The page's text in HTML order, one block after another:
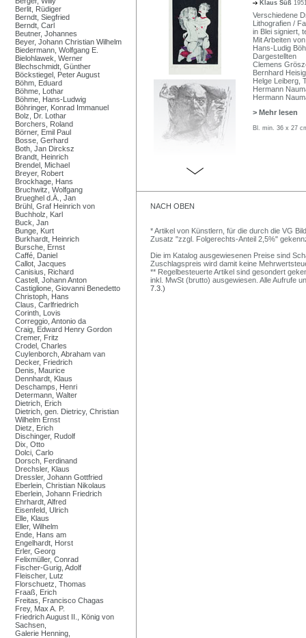
Berlit, Rüdiger
Berndt, Siegfried
Berndt, Carl
Beutner, Johannes
Beyer, Johann Christian Wilhelm
Biedermann, Wolfgang E.
Bielohlawek, Werner
Blechschmidt, Günther
Böckstiegel, Peter August
Böhm, Eduard
Böhme, Lothar
Böhme, Hans-Ludwig
Böhringer, Konrad Immanuel
Bolz, Dr. Lothar
Borchers, Roland
Börner, Emil Paul
Bosse, Gerhard
Both, Jan Dircksz
Brandt, Heinrich
Brendel, Michael
Breyer, Robert
Brockhage, Hans
Bruchwitz, Wolfgang
Brueghel d.Ä., Jan
Brühl, Graf Heinrich von
Buchholz, Karl
Buck, Jan
Bunge, Kurt
Burkhardt, Heinrich
Bursche, Ernst
Caffé, Daniel
Callot, Jacques
Canisius, Richard
Castell, Johann Anton
Castiglione, Giovanni Benedetto
Christoph, Hans
Claus, Carlfriedrich
Corinth, Lovis
Correggio, Antonio da
Craig, Edward Henry Gordon
Cremer, Fritz
Crodel, Charles
Cuylenborch, Abraham van
Decker, Friedrich
Denis, Maurice
Dennhardt, Klaus
Deschamps, Henri
Determann, Walter
Dietrich, Erich
Dietrich, gen. Dietricy, Christian
Wilhelm Ernst
Dietz, Erich
Dischinger, Rudolf
Dix, Otto
Dolci, Carlo
Dorsch, Ferdinand
Drechsler, Klaus
Dressler, Johann Gottfried
Eberlein, Christian Nikolaus
Eberlein, Johann Friedrich
Ehrhardt, Alfred
Eisenfeld, Ulrich
Elle, Klaus
Eller, Wilhelm
Ende, Hans am
Engelhardt, Horst
Erler, Georg
Felixmüller, Conrad
Fischer-Gurig, Adolf
Fleischer, Lutz
Florschuetz, Thomas
Fraaß, Erich
Freitas, Francisco Chagas
Frey, Max A. P.
Friedrich August II., König von
Sachsen,
Galerie Henning,
Klaus Süß
Verschiedene
Lithografien /
in Blei signiert,
Mit Arbeiten
Hans-Ludig
Dargestellten
Clemens
Bernhard
Helge Leiberg,
Hermann
Hermann
> Mehr lesen
Bl. min. 36 x 27
NACH OBEN
* Artikel von Künstlern, für die durch die VG
Zusatz "zzgl. Folgerechts-Anteil 2,5%"
Die im Katalog ausgewiesenen Preise sind
Zuschlagspreis wird damit keine
** Regelbesteuerte Artikel sind gesondert
inkl. MwSt (brutto) ausgewiesen. Alle Aufrufe
7.3.)